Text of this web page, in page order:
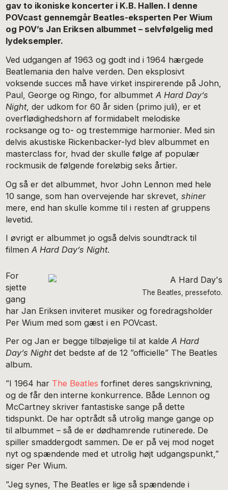
gav to ikoniske koncerter i K.B. Hallen. I denne
POVcast gennemgår Beatles-eksperten Per Wium
og POV’s Jan Eriksen albummet – selvfølgelig med
lydeksempler.
Ved udgangen af 1963 og godt ind i 1964 hærgede
Beatlemania den halve verden. Den eksplosivt
voksende succes må have virket inspirerende på John,
Paul, George og Ringo, for albummetA Hard Day’s
Night, der udkom for 60 år siden (primo juli), er et
overflødighedshorn af formidabelt melodiske
rocksange og to- og trestemmige harmonier. Med sin
delvis akustiske Rickenbacker-lyd blev albummet en
masterclass for, hvad der skulle følge af populær
rockmusik de følgende foreløbig seks årtier.
Og så er det albummet, hvor John Lennon med hele
10 sange, som han overvejende har skrevet,shiner
mere, end han skulle komme til i resten af gruppens
levetid.
I øvrigt er albummet jo også delvis soundtrack til
filmenA Hard Day’s Night.
The Beatles, pressefoto.
For
sjette
gang
har Jan Eriksen inviteret musiker og foredragsholder
Per Wium med som gæst i en POVcast.
Per og Jan er begge tilbøjelige til at kaldeA Hard
Day’s Nightdet bedste af de 12 ”officielle” The Beatles
album.
”I 1964 har The Beatlesforfinet deres sangskrivning,
og de får den interne konkurrence. Både Lennon og
McCartney skriver fantastiske sange på dette
tidspunkt. De har optrådt så utrolig mange gange op
til albummet – så de er dødhamrende rutinerede. De
spiller smaddergodt sammen. De er på vej mod noget
nyt og spændende med et utrolig højt udgangspunkt,”
siger Per Wium.
”Jeg synes, The Beatles er lige så spændende i